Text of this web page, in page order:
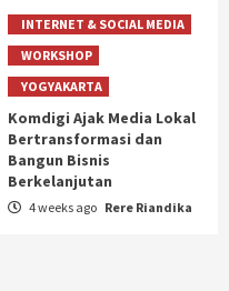
INTERNET & SOCIAL MEDIA
WORKSHOP
YOGYAKARTA
Komdigi Ajak Media Lokal
Bertransformasi dan
Bangun Bisnis
Berkelanjutan
4 weeks ago Rere Riandika